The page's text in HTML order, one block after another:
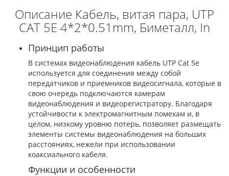
Описание Кабель, витая пара, UTP
CAT 5E 4*2*0.51mm, Биметалл, In
Принцип работы
В системах видеонаблюдения кабель UTP Cat 5e
используется для соединения между собой
передатчиков и приемников видеосигнала, которые в
свою очередь подключаются камерам
видеонаблюдения и видеорегистратору. Благодаря
устойчивости к электромагнитным помехам и, в
целом, низкому уровню потерь, позволяет размещать
элементы системы видеонаблюдения на больших
расстояниях, нежели при использовании
коаксиального кабеля.
Функции и особенности